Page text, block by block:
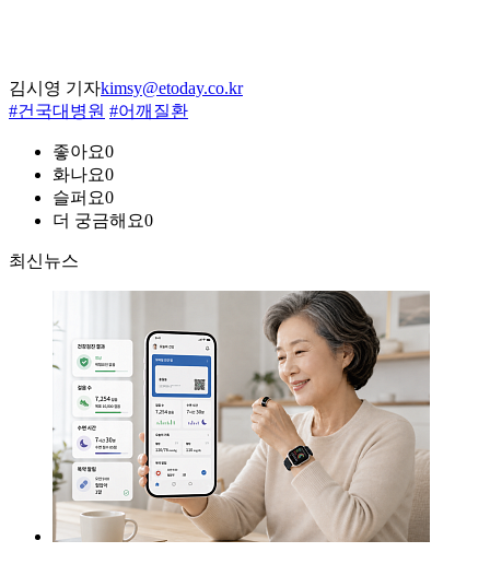
김시영 기자kimsy@etoday.co.kr
#건국대병원 #어깨질환
좋아요0
화나요0
슬퍼요0
더 궁금해요0
최신뉴스